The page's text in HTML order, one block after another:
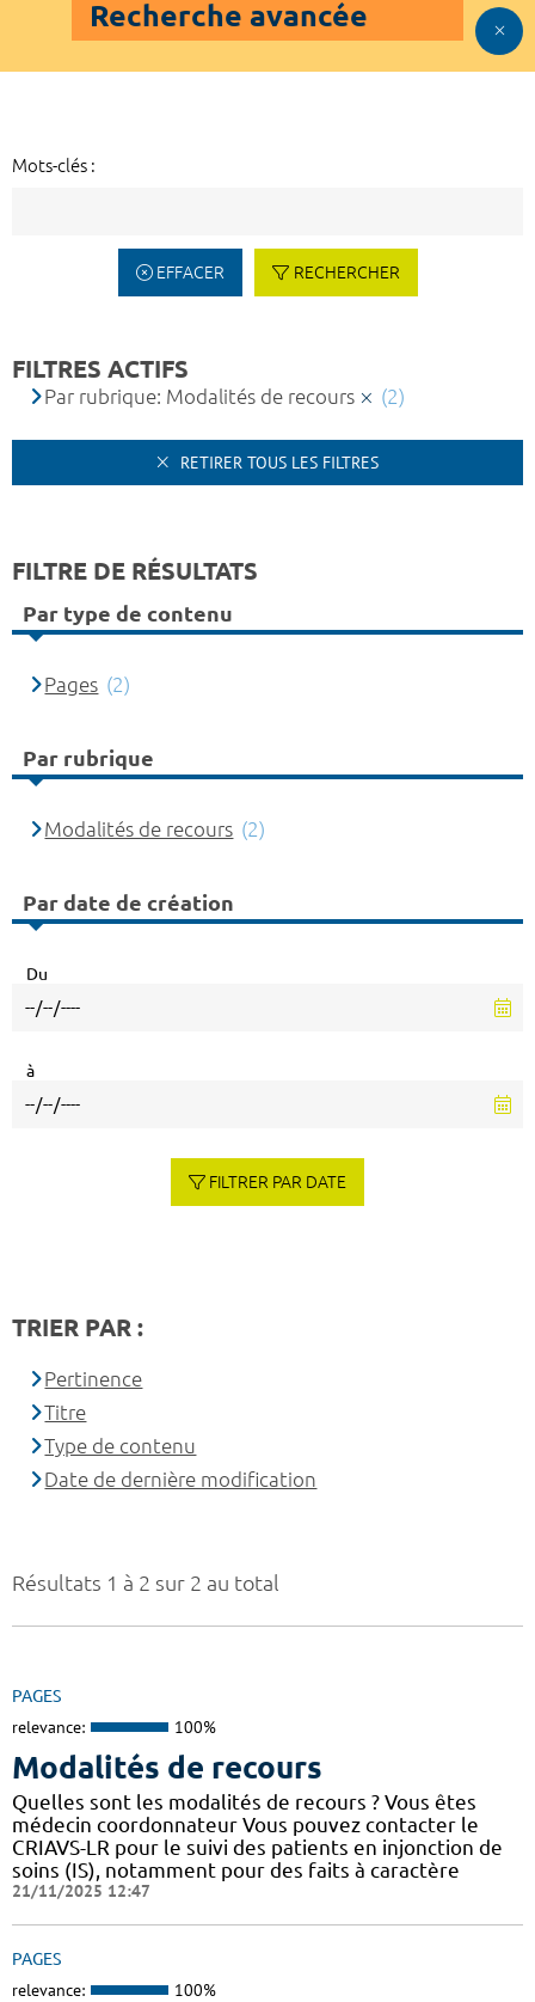
Recherche avancée
Mots-clés :
EFFACER RECHERCHER
Résultats 1 à 2 sur 2 au total
PAGES
relevance: 100%
Modalités de recours
Quelles sont les modalités de recours ? Vous êtes
médecin coordonnateur Vous pouvez contacter le
CRIAVS-LR pour le suivi des patients en injonction de
soins (IS), notamment pour des faits à caractère
21/11/2025 12:47
PAGES
relevance: 100%
FILTRES ACTIFS
Par rubrique: Modalités de recours (2)
RETIRER TOUS LES FILTRES
FILTRE DE RÉSULTATS
Par type de contenu
Pages (2)
Par rubrique
Modalités de recours (2)
Par date de création
Du
à
FILTRER PAR DATE
TRIER PAR :
Pertinence
Titre
Type de contenu
Date de dernière modification